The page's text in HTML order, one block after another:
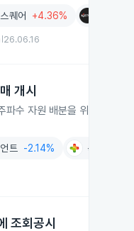
퀘어 +4.36%
26.06.16
개시
파수 자원 배분을 위해 주파
트 -2.14% 녹십자엠에
조회공시